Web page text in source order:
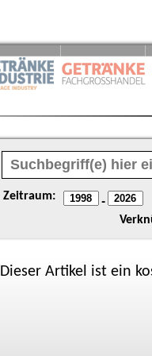
Zeitraum: -
Dieser Artikel ist ein